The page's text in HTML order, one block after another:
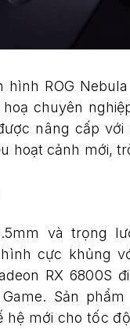
ROG
chuyên
nâng cấp
hoạt cảnh mới,
và trọng
cực khủng
RX 6800S
Sản
hệ mới cho tốc